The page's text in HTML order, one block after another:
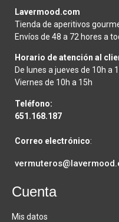
Lavermood.com
Tienda de aperitivos
Envíos de 48 a 72 hores a
Horario de atención al
De lunes a jueves de 10h a
Viernes de 10h a 15h
Teléfono:
651.168.187
Correo electrónico:
Cuenta
Mis datos